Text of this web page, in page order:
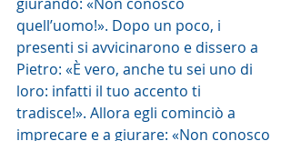
quell’uomo!». Dopo un poco, i
presenti si avvicinarono e dissero a
Pietro: «È vero, anche tu sei uno di
loro: infatti il tuo accento ti
tradisce!». Allora egli cominciò a
imprecare e a giurare: «Non conosco